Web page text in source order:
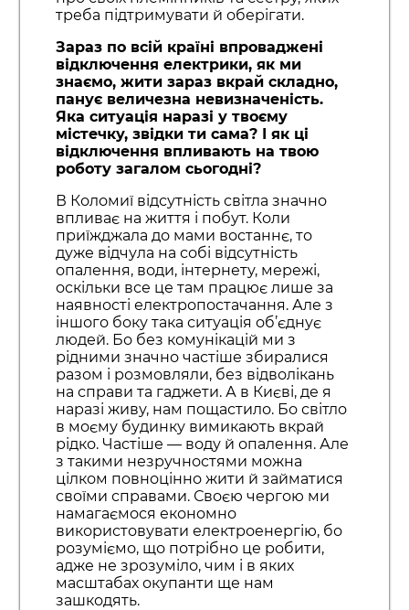
треба підтримувати й оберігати.
Зараз по всій країні впроваджені
відключення електрики, як ми
знаємо, жити зараз вкрай складно,
панує величезна невизначеність.
Яка ситуація наразі у твоєму
містечку, звідки ти сама? І як ці
відключення впливають на твою
роботу загалом сьогодні?
В Коломиї відсутність світла значно
впливає на життя і побут. Коли
приїжджала до мами востаннє, то
дуже відчула на собі відсутність
опалення, води, інтернету, мережі,
оскільки все це там працює лише за
наявності електропостачання. Але з
іншого боку така ситуація об’єднує
людей. Бо без комунікацій ми з
рідними значно частіше збиралися
разом і розмовляли, без відволікань
на справи та гаджети. А в Києві, де я
наразі живу, нам пощастило. Бо світло
в моєму будинку вимикають вкрай
рідко. Частіше — воду й опалення. Але
з такими незручностями можна
цілком повноцінно жити й займатися
своїми справами. Своєю чергою ми
намагаємося економно
використовувати електроенергію, бо
розуміємо, що потрібно це робити,
адже не зрозуміло, чим і в яких
масштабах окупанти ще нам
зашкодять.